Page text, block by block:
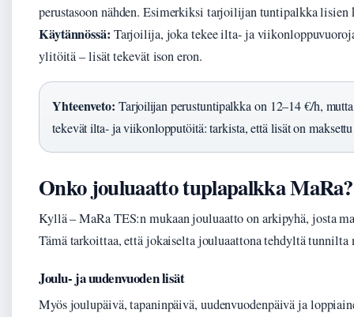
perustasoon nähden. Esimerkiksi tarjoilijan tuntipalkka lisien
Käytännössä: Tarjoilija, joka tekee ilta- ja
ylitöitä – lisät tekevät ison eron.
Yhteenveto: Tarjoilijan perustuntipalkka on 12–14 €/h,
tekevät ilta- ja viikonlopputöitä: tarkista, että lisät on
Onko jouluaatto tuplapalkka MaRa?
Kyllä – MaRa TES:n mukaan jouluaatto on arkipyhä, josta
Tämä tarkoittaa, että jokaiselta jouluaattona tehdyltä tunnilta
Joulu- ja uudenvuoden lisät
Myös joulupäivä, tapaninpäivä, uudenvuodenpäivä ja